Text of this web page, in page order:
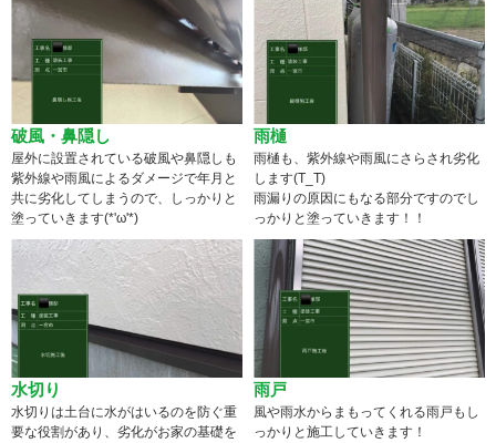
破風・鼻隠し
屋外に設置されている破風や鼻隠しも
紫外線や雨風によるダメージで年月と
共に劣化してしまうので、しっかりと
塗っていきます(*'ω'*)
雨樋
雨樋も、紫外線や雨風にさらされ劣化
します(T_T)
雨漏りの原因にもなる部分ですのでし
っかりと塗っていきます！！
水切り
水切りは土台に水がはいるのを防ぐ重
要な役割があり、劣化がお家の基礎を
雨戸
風や雨水からまもってくれる雨戸もし
っかりと施工していきます！